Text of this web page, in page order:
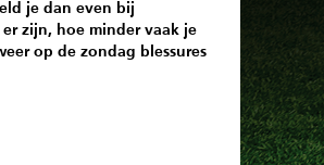
je dan even bij
zijn, hoe minder vaak je
op de zondag blessures